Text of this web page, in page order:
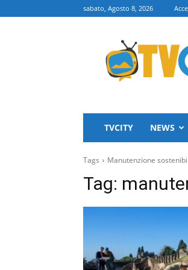
sabato, Agosto 8, 2026
TVCITY
TVCITY NEWS
Tags Manutenzione
Tag: